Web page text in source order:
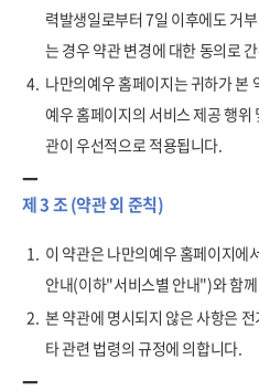
력발생일로부터 7일 이후에도 거
는 경우 약관 변경에 대한 동의로
4. 나만의예우 홈페이지는 귀하가 본
예우 홈페이지의 서비스 제공 행
관이 우선적으로 적용됩니다.
제 3 조 (약관 외 준칙)
1. 이 약관은 나만의예우 홈페이지에
안내(이하"서비스별 안내")와 함
2. 본 약관에 명시되지 않은 사항은
타 관련 법령의 규정에 의합니다.